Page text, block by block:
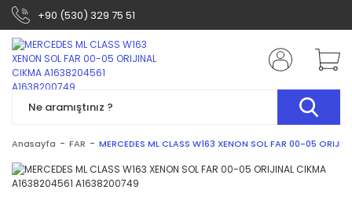
+90 (530) 329 75 51
Anasayfa FAR MERCEDES ML CLASS W163 XENON SOL FAR 00-05